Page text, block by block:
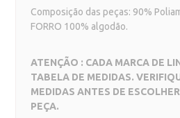
Composição das peças: 90%
FORRO 100% algodão.
ATENÇÃO : CADA MARCA DE
TABELA DE MEDIDAS.
MEDIDAS ANTES DE
PEÇA.